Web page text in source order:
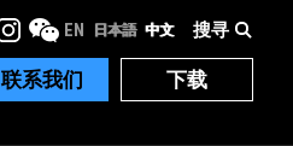
下载
联系我们
搜寻
EN 日本語 中文